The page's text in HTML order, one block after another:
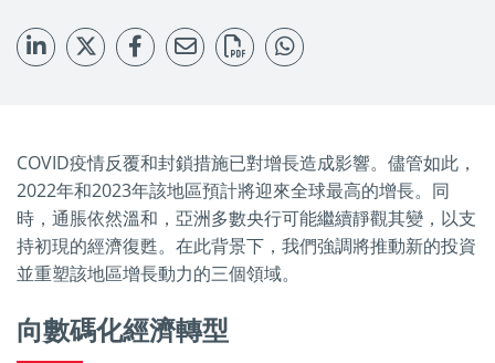
COVID疫情反覆和封鎖措施已對增長造成影響。儘管如此，
2022年和2023年該地區預計將迎來全球最高的增長。同
時，通脹依然溫和，亞洲多數央行可能繼續靜觀其變，以支
持初現的經濟復甦。在此背景下，我們強調將推動新的投資
並重塑該地區增長動力的三個領域。
向數碼化經濟轉型